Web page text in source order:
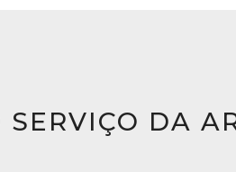
SERVIÇO DA